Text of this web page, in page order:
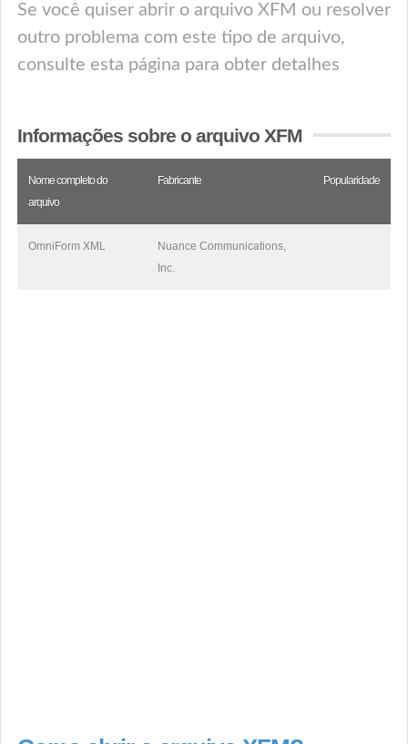
Se você quiser abrir o arquivo XFM ou resolver
outro problema com este tipo de arquivo,
consulte esta página para obter detalhes
Informações sobre o arquivo XFM
Nome completo do
arquivo
Fabricante Popularidade
OmniForm XML
Nuance Communications,
Inc.